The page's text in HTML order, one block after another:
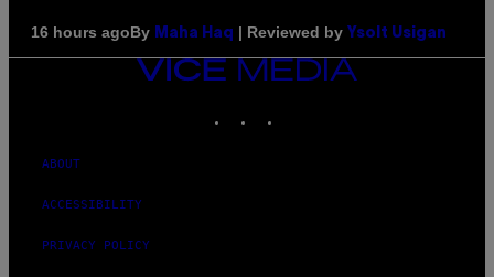
16 hours agoBy Maha Haq | Reviewed by Ysolt Usigan
VICE
MEDIA
ABOUT
ACCESSIBILITY
PRIVACY POLICY